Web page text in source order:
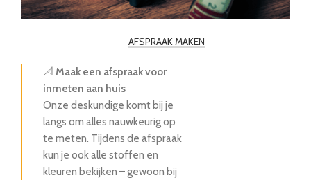
AFSPRAAK MAKEN
📐 Maak een afspraak voor
inmeten aan huis
Onze deskundige komt bij je
langs om alles nauwkeurig op
te meten. Tijdens de afspraak
kun je ook alle stoffen en
kleuren bekijken – gewoon bij